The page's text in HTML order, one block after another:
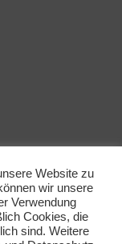
Website zu
wir unsere
Verwendung
Cookies, die
sind. Weitere